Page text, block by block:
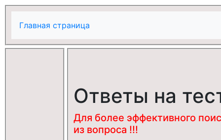
Главная страница
Ответы на
Для более эффективного
из вопроса !!!